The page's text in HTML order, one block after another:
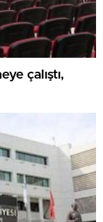
çalıştı,